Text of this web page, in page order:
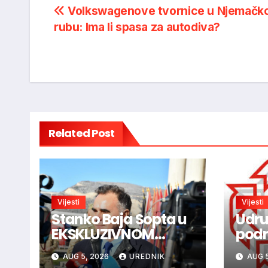
Post
navigation
Volkswagenove tvornice u
rubu: Ima li spasa za autodiva?
Related Post
Vijesti
Stanko Baja Sopta u
EKSKLUZIVNOM
intervjuu: HVO je
AUG 5, 2026 UREDNIK
Vijesti
zaAUG